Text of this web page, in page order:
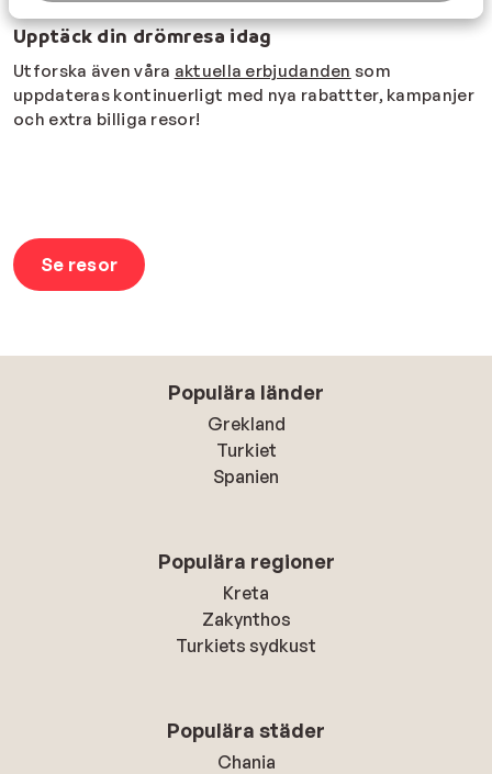
Upptäck din drömresa idag
Utforska även våra aktuella erbjudanden som
uppdateras kontinuerligt med nya rabattter, kampanjer
och extra billiga resor!
Se resor
Populära länder
Grekland
Turkiet
Spanien
Populära regioner
Kreta
Zakynthos
Turkiets sydkust
Populära städer
Chania